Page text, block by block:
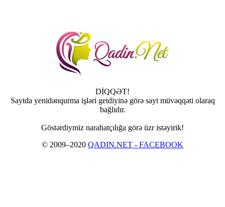
DİQQƏT!
Saytda yenidənqurma işləri getdiyinə görə sayt müvəqqəti olaraq
bağlıdır.
Göstərdiymiz narahatçılığa görə üzr istəyirik!
© 2009–2020 QADIN.NET - FACEBOOK